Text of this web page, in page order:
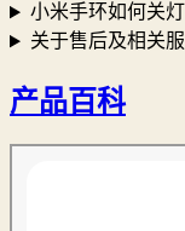
小米手环如何关灯
关于售后及相关
产品百科